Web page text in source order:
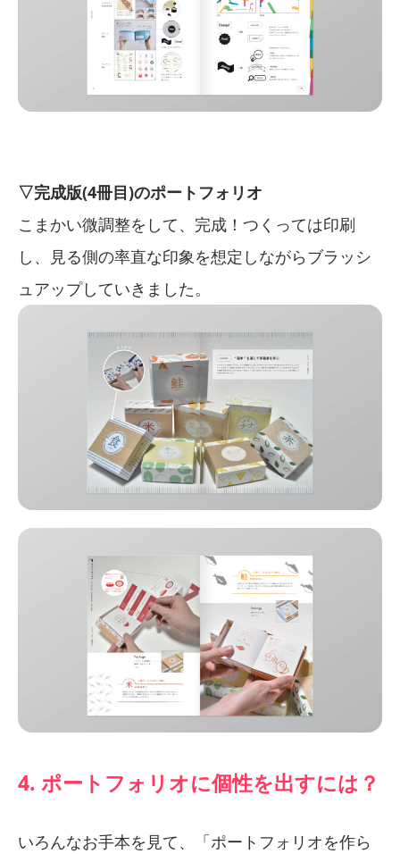
▽完成版(4冊目)のポートフォリオ
こまかい微調整をして、完成！つくっては印刷
し、見る側の率直な印象を想定しながらブラッシ
ュアップしていきました。
4. ポートフォリオに個性を出すには？
いろんなお手本を見て、「ポートフォリオを作ら